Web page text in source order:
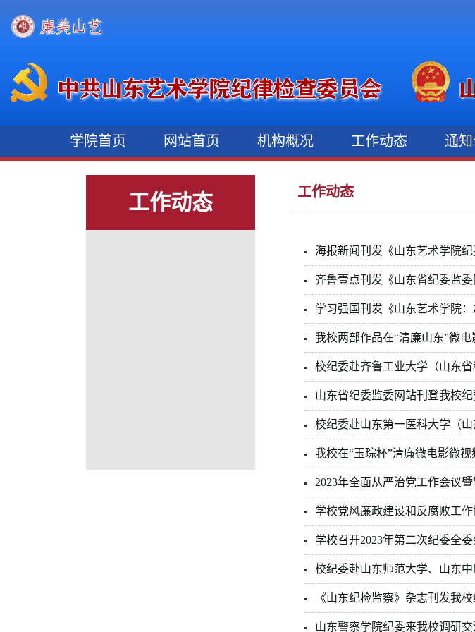
学院首页 网站首页 机构概况 工作动态 通
工作动态 工作动态
海报新闻刊发《山东艺术学院
齐鲁壹点刊发《山东省纪委监
学习强国刊发《山东艺术学院
我校两部作品在“清廉山东”微
校纪委赴齐鲁工业大学（山东
山东省纪委监委网站刊登我校
校纪委赴山东第一医科大学（
我校在“玉琮杯”清廉微电影微
2023年全面从严治党工作会议
学校党风廉政建设和反腐败工
学校召开2023年第二次纪委全
校纪委赴山东师范大学、山东
《山东纪检监察》杂志刊发我
山东警察学院纪委来我校调研交